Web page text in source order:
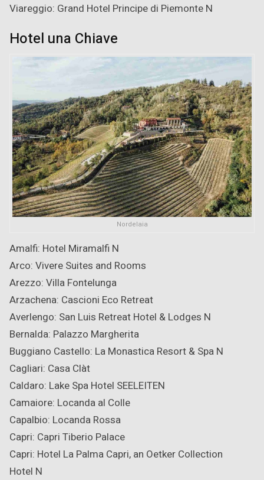
Viareggio: Grand Hotel Principe di Piemonte N
Hotel una Chiave
Nordelaia
Amalfi: Hotel Miramalfi N
Arco: Vivere Suites and Rooms
Arezzo: Villa Fontelunga
Arzachena: Cascioni Eco Retreat
Averlengo: San Luis Retreat Hotel & Lodges N
Bernalda: Palazzo Margherita
Buggiano Castello: La Monastica Resort & Spa N
Cagliari: Casa Clàt
Caldaro: Lake Spa Hotel SEELEITEN
Camaiore: Locanda al Colle
Capalbio: Locanda Rossa
Capri: Capri Tiberio Palace
Capri: Hotel La Palma Capri, an Oetker Collection
Hotel N